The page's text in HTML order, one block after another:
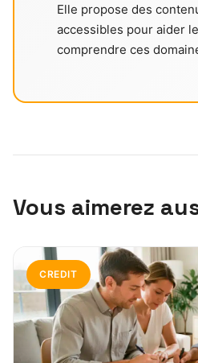
Elle propose des
accessibles pour aider
comprendre ces
Vous aimerez
CREDIT